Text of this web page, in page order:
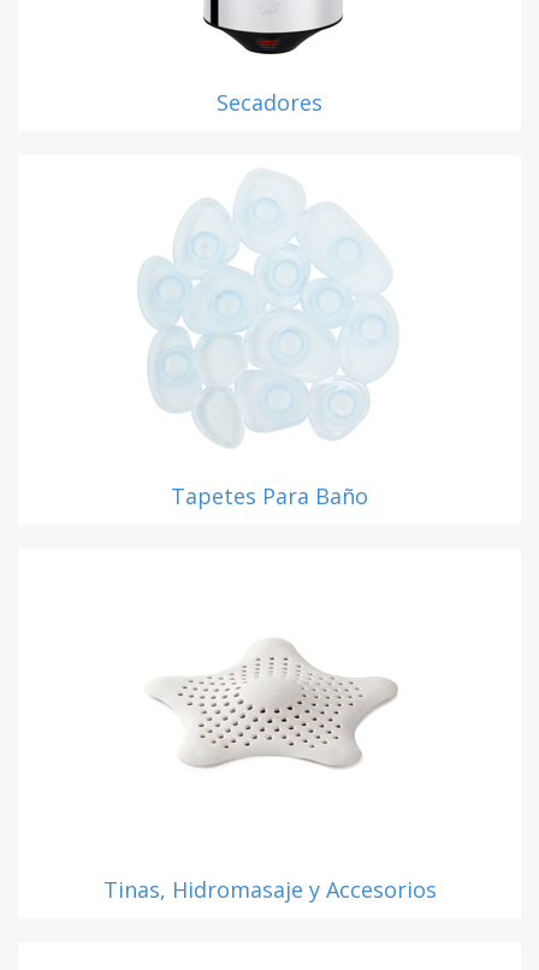
Secadores
Tapetes Para Baño
Tinas, Hidromasaje y Accesorios